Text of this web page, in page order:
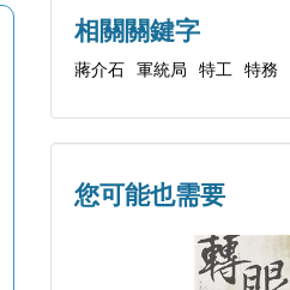
相關關鍵字
蔣介石 軍統局 特工 特務
您可能也需要